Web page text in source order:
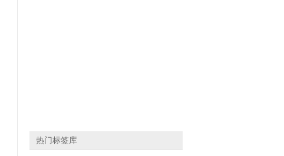
热门标签库